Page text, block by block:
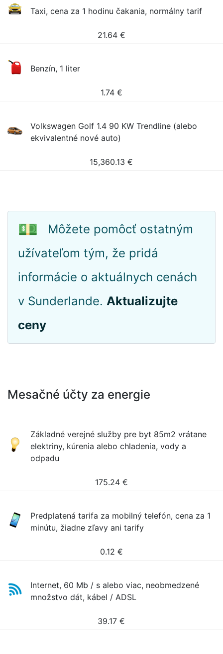
Taxi, cena za 1 hodinu čakania, normálny tarif
21.64 €
Benzín, 1 liter
1.74 €
Volkswagen Golf 1.4 90 KW Trendline (alebo
ekvivalentné nové auto)
15,360.13 €
💵
Môžete pomôcť ostatným
užívateľom tým, že pridá
informácie o aktuálnych cenách
v Sunderlande. Aktualizujte
ceny
Mesačné účty za energie
Základné verejné služby pre byt 85m2 vrátane
elektriny, kúrenia alebo chladenia, vody a
odpadu
175.24 €
Predplatená tarifa za mobilný telefón, cena za 1
minútu, žiadne zľavy ani tarify
0.12 €
Internet, 60 Mb / s alebo viac, neobmedzené
množstvo dát, kábel / ADSL
39.17 €